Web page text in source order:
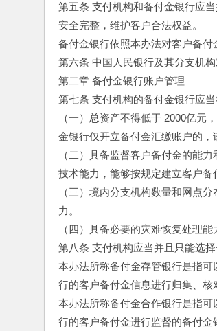
第五条 支付机构和备付金银行应
安全完整，维护客户合法权益。
备付金银行依照本办法对客户备付
第六条 中国人民银行及其分支机
第二章 备付金银行账户管理
第七条 支付机构的备付金银行应当
（一）总资产不得低于 2000亿
金银行仅开立备付金汇缴账户的，
（二）具备监督客户备付金的能
技术能力，能够按规定建立客户备
（三）境内分支机构数量和网点
力。
（四）具备必要的灾难恢复处理
第八条 支付机构应当并且只能选
本办法所称备付金存管银行是指
行的客户备付金信息进行归集、核
本办法所称备付金合作银行是指
行的客户备付金进行监督的备付金